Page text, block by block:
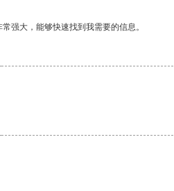
强大，能够快速找到我需要的信息。